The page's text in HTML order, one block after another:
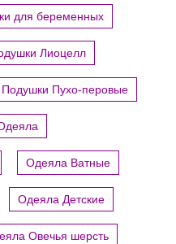
для беременных
Лиоцелл
Подушки Пухо-перовые
Одеяла Ватные
Одеяла Детские
Овечья шерсть